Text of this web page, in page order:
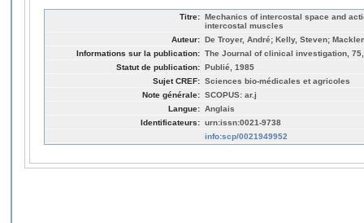
Titre: Mechanics of intercostal space and
intercostal muscles
Auteur: De Troyer, André; Kelly, Steven;
Informations sur la publication: The Journal of clinical investigation, 75,
Statut de publication: Publié, 1985
Sujet CREF: Sciences bio-médicales et agricoles
Note générale: SCOPUS: ar.j
Langue: Anglais
Identificateurs: urn:issn:0021-9738
info:scp/0021949952